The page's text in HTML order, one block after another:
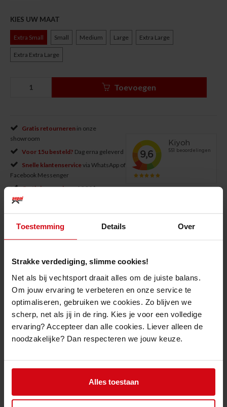
Toestemming Details Over
Strakke verdediging, slimme cookies!
Net als bij vechtsport draait alles om de juiste balans.
Om jouw ervaring te verbeteren en onze service te
optimaliseren, gebruiken we cookies. Zo blijven we
scherp, net als jij in de ring. Kies je voor een volledige
ervaring? Accepteer dan alle cookies. Liever alleen de
noodzakelijke? Dan respecteren we jouw keuze.
Alles toestaan
KIES UW MAAT
Extra Small Small Medium Large Extra Large
Extra Extra Large
Toevoegen
Gratis retourneren in onze
showroom
Voor 15u besteld? Dag erna geleverd
Snelle klantenservicevia WhatsApp of
Facebook Messenger
Gratis bezorgdvanaf € 50 *
Productomschrijving
van 100% polyester, waardoor ze licht en duurzaam zijn, ideaal voor
intensieve trainingssessies en wedstrijden. De brede, stevige elastiek in
de taille zorgt voor een perfecte pasvorm en extra comfort, zodat je je
volledig kunt concentreren op je prestaties.
Verkrijgbaar in maar liefst zes verschillende kleuren, biedt de Classic
Collectie de perfecte combinatie van functionaliteit en stijl voor elke
vechter.
100% polyester